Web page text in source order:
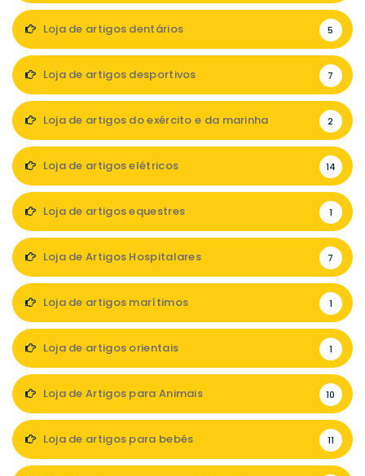
Loja de artigos dentários 5
Loja de artigos desportivos 7
Loja de artigos do exército e da marinha 2
Loja de artigos elétricos 14
Loja de artigos equestres 1
Loja de Artigos Hospitalares 7
Loja de artigos marítimos 1
Loja de artigos orientais 1
Loja de Artigos para Animais 10
Loja de artigos para bebés 11